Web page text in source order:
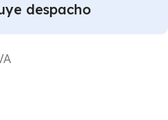
despacho